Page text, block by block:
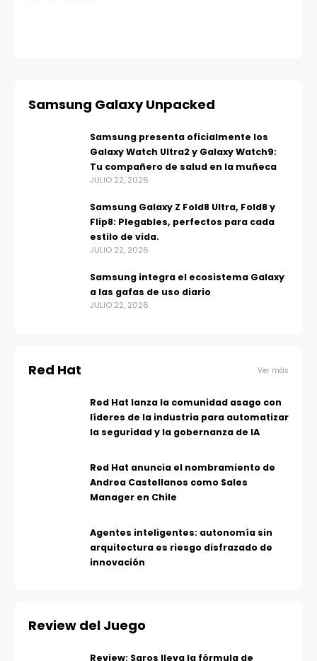
Samsung Galaxy Unpacked
Samsung presenta oficialmente los
Galaxy Watch Ultra2 y Galaxy Watch9:
Tu compañero de salud en la muñeca
JULIO 22, 2026
Samsung Galaxy Z Fold8 Ultra, Fold8 y
Flip8: Plegables, perfectos para cada
estilo de vida.
JULIO 22, 2026
Samsung integra el ecosistema Galaxy
a las gafas de uso diario
JULIO 22, 2026
Red Hat Ver más
Red Hat lanza la comunidad asago con
líderes de la industria para automatizar
la seguridad y la gobernanza de IA
Red Hat anuncia el nombramiento de
Andrea Castellanos como Sales
Manager en Chile
Agentes inteligentes: autonomía sin
arquitectura es riesgo disfrazado de
innovación
Review del Juego
Review: Saros lleva la fórmula de